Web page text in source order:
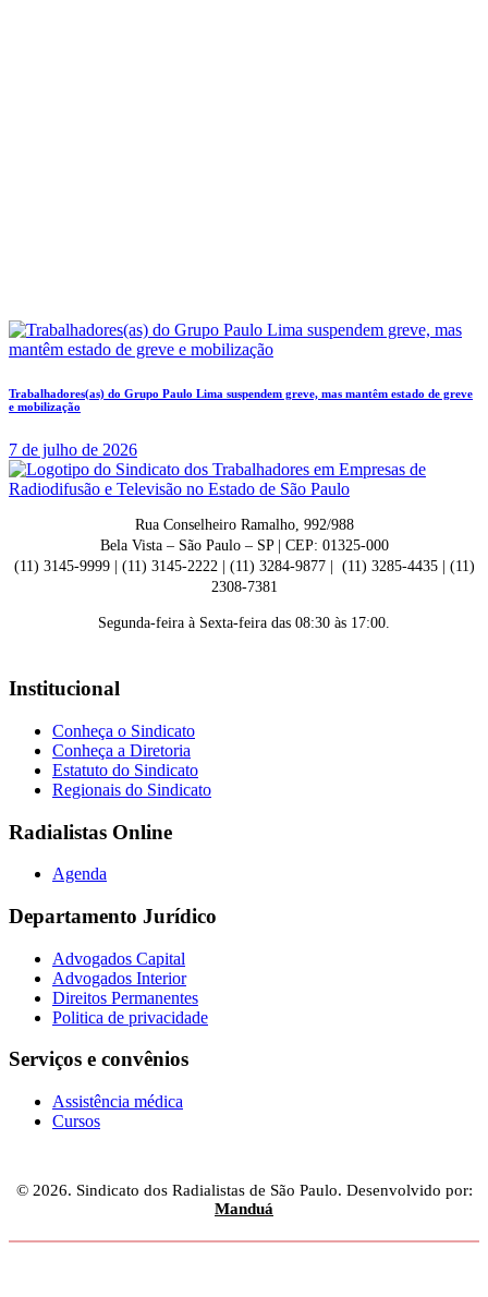
Trabalhadores(as) do Grupo Paulo Lima suspendem greve, mas mantêm estado de greve
e mobilização
7 de julho de 2026
Rua Conselheiro Ramalho, 992/988
Bela Vista – São Paulo – SP | CEP: 01325-000
(11) 3145-9999 | (11) 3145-2222 | (11) 3284-9877 | (11) 3285-4435 | (11)
2308-7381
Segunda-feira à Sexta-feira das 08:30 às 17:00.
Institucional
Conheça o Sindicato
Conheça a Diretoria
Estatuto do Sindicato
Regionais do Sindicato
Radialistas Online
Agenda
Departamento Jurídico
Advogados Capital
Advogados Interior
Direitos Permanentes
Politica de privacidade
Serviços e convênios
Assistência médica
Cursos
© 2026. Sindicato dos Radialistas de São Paulo. Desenvolvido por:
Manduá